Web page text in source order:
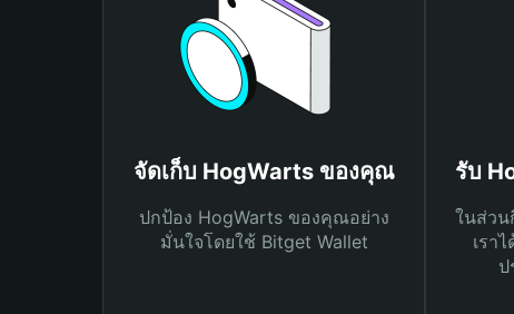
จัดเก็บ HogWarts ของคุณ
ปกป้อง HogWarts ของคุณอย่าง
มั่นใจโดยใช้ Bitget Wallet
รับ
ในส่วน
เรา
ป